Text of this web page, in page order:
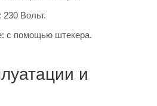
Вольт.
с помощью штекера.
и